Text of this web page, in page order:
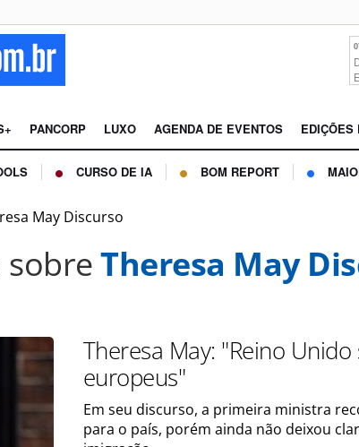
PANCORP LUXO AGENDA DE EVENTOS EDIÇÕES
CURSO DE IA BOM REPORT
May Discurso
sobreTheresa May
Theresa May: "Reino
europeus"
Em seu discurso, a primeira ministra
para o país, porém ainda não deixou